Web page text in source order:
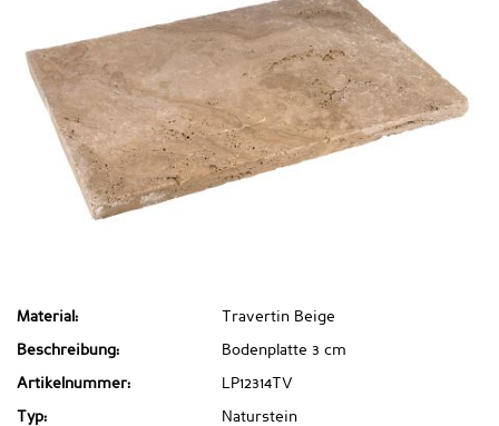
Material: Travertin Beige
Beschreibung: Bodenplatte 3 cm
Artikelnummer: LP12314TV
Typ: Naturstein